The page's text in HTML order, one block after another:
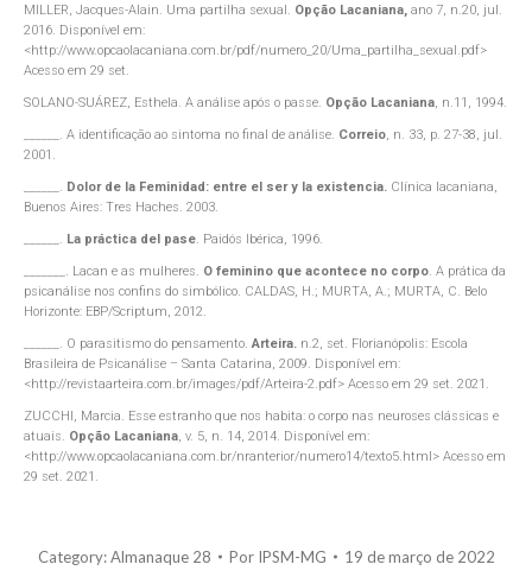
MILLER, Jacques-Alain. Uma partilha sexual. Opção Lacaniana, ano 7, n.20, jul.
2016. Disponível em:
<http://www.opcaolacaniana.com.br/pdf/numero_20/Uma_partilha_sexual.pdf>
Acesso em 29 set.
SOLANO-SUÁREZ, Esthela. A análise após o passe. Opção Lacaniana, n.11, 1994.
______. A identificação ao sintoma no final de análise. Correio, n. 33, p. 27-38, jul.
2001.
______. Dolor de la Feminidad: entre el ser y la existencia. Clínica lacaniana,
Buenos Aires: Tres Haches. 2003.
______. La práctica del pase. Paidós Ibérica, 1996.
_______. Lacan e as mulheres. O feminino que acontece no corpo. A prática da
psicanálise nos confins do simbólico. CALDAS, H.; MURTA, A.; MURTA, C. Belo
Horizonte: EBP/Scriptum, 2012.
______. O parasitismo do pensamento.Arteira. n.2, set. Florianópolis: Escola
Brasileira de Psicanálise – Santa Catarina, 2009. Disponível em:
<http://revistaarteira.com.br/images/pdf/Arteira-2.pdf> Acesso em 29 set. 2021.
ZUCCHI, Marcia. Esse estranho que nos habita: o corpo nas neuroses clássicas e
atuais. Opção Lacaniana, v. 5, n. 14, 2014. Disponível em:
<http://www.opcaolacaniana.com.br/nranterior/numero14/texto5.html> Acesso em
29 set. 2021.
Category:Almanaque 28 Por IPSM-MG 19 de março de 2022